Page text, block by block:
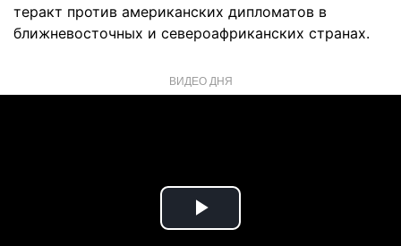
теракт против американских дипломатов в
ближневосточных и североафриканских странах.
ВИДЕО ДНЯ
Play